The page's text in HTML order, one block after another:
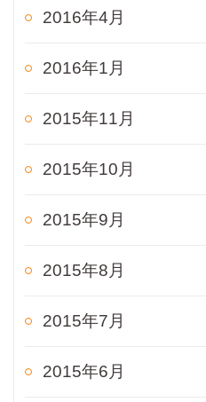
2016年4月
2016年1月
2015年11月
2015年10月
2015年9月
2015年8月
2015年7月
2015年6月